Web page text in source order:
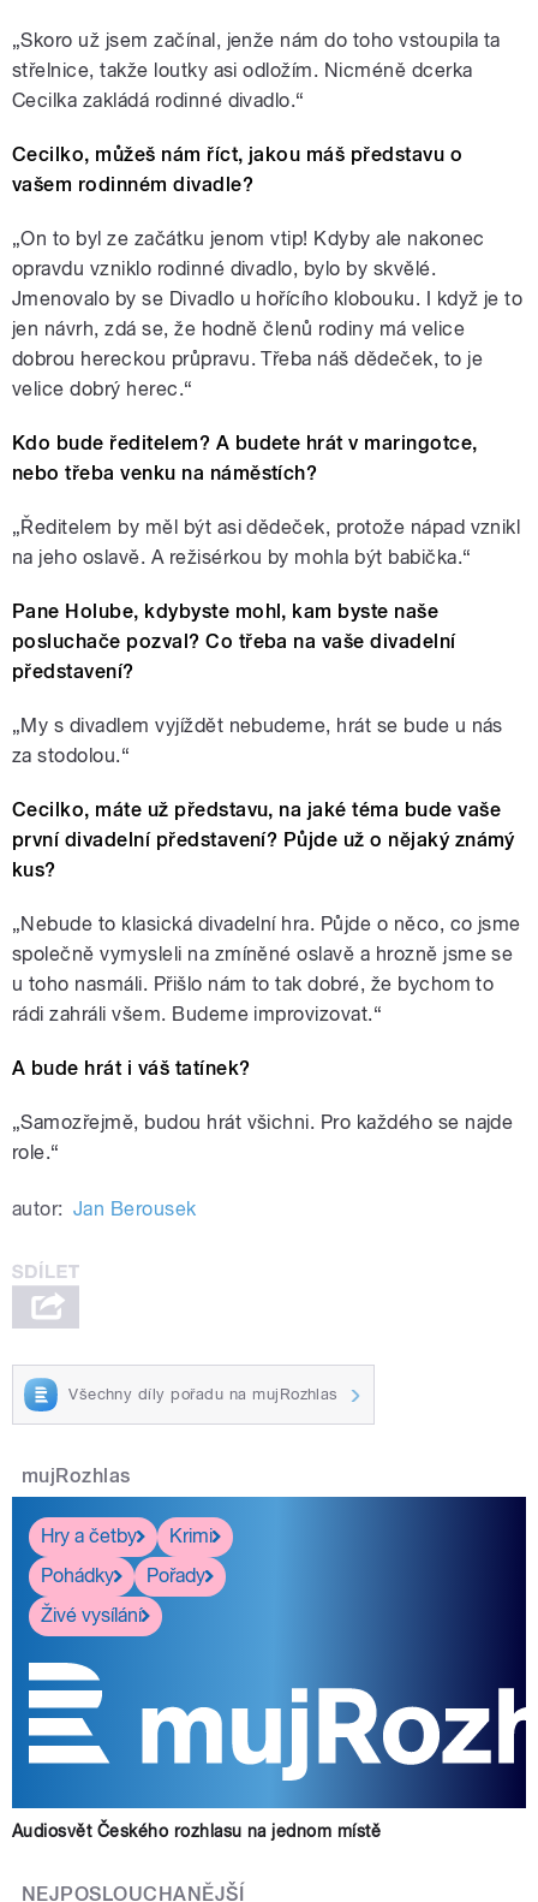
„Skoro už jsem začínal, jenže nám do toho vstoupila ta
střelnice, takže loutky asi odložím. Nicméně dcerka
Cecilka zakládá rodinné divadlo.“
Cecilko, můžeš nám říct, jakou máš představu o
vašem rodinném divadle?
„On to byl ze začátku jenom vtip! Kdyby ale nakonec
opravdu vzniklo rodinné divadlo, bylo by skvělé.
Jmenovalo by se Divadlo u hořícího klobouku. I když je to
jen návrh, zdá se, že hodně členů rodiny má velice
dobrou hereckou průpravu. Třeba náš dědeček, to je
velice dobrý herec.“
Kdo bude ředitelem? A budete hrát v maringotce,
nebo třeba venku na náměstích?
„Ředitelem by měl být asi dědeček, protože nápad vznikl
na jeho oslavě. A režisérkou by mohla být babička.“
Pane Holube, kdybyste mohl, kam byste naše
posluchače pozval? Co třeba na vaše divadelní
představení?
„My s divadlem vyjíždět nebudeme, hrát se bude u nás
za stodolou.“
Cecilko, máte už představu, na jaké téma bude vaše
první divadelní představení? Půjde už o nějaký známý
kus?
„Nebude to klasická divadelní hra. Půjde o něco, co jsme
společně vymysleli na zmíněné oslavě a hrozně jsme se
u toho nasmáli. Přišlo nám to tak dobré, že bychom to
rádi zahráli všem. Budeme improvizovat.“
A bude hrát i váš tatínek?
„Samozřejmě, budou hrát všichni. Pro každého se najde
role.“
autor: Jan Berousek
Všechny díly pořadu na mujRozhlas
mujRozhlas
Hry a četby
Krimi
Pohádky
Pořady
Živé vysílání
Audiosvět Českého rozhlasu na jednom místě
NEJPOSLOUCHANĚJŠÍ